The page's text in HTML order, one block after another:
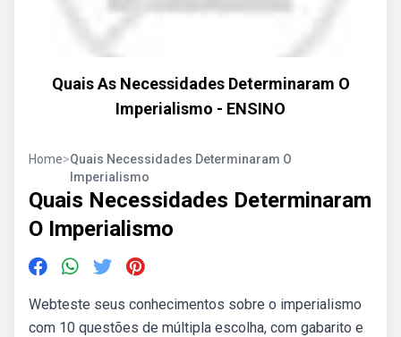
Quais As Necessidades Determinaram O
Imperialismo - ENSINO
Home>Quais Necessidades Determinaram O
Imperialismo
Quais Necessidades Determinaram
O Imperialismo
Webteste seus conhecimentos sobre o imperialismo
com 10 questões de múltipla escolha, com gabarito e